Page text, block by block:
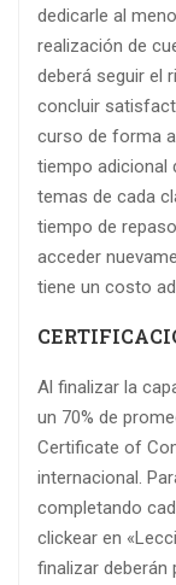
dedicarle al
realización de
deberá seguir el
concluir
curso de forma
tiempo adicional
temas de cada
tiempo de
acceder
tiene un costo
Al finalizar la
un 70% de
Certificate of
internacional.
completando
clickear en
finalizar